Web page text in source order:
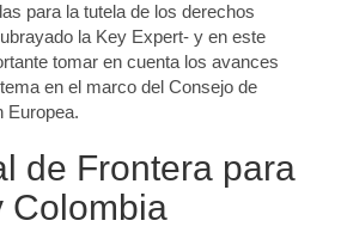
para la tutela de los derechos
la Key Expert- y en este
tomar en cuenta los avances
en el marco del Consejo de
Europea.
de Frontera para
Colombia